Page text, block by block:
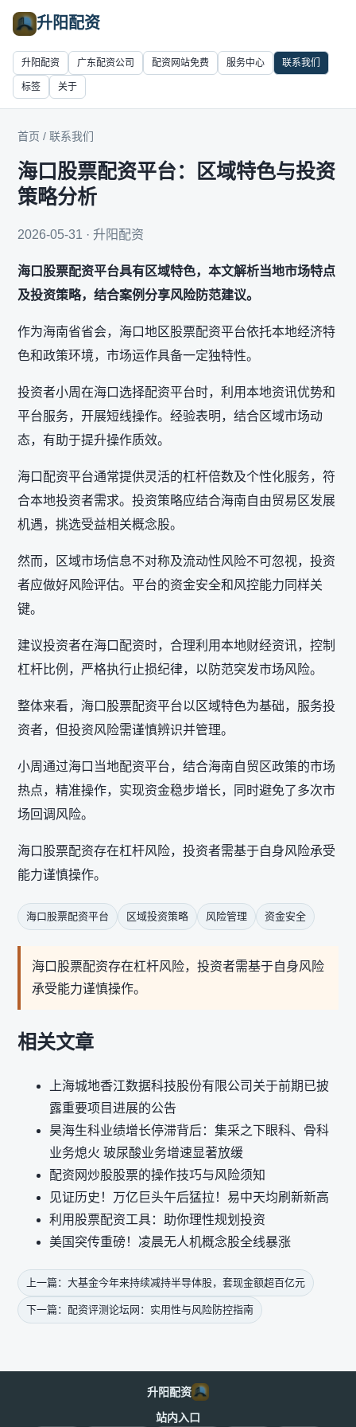
升阳配资
升阳配资 广东配资公司 配资网站免费 服务中心 联系我们
标签 关于
首页 / 联系我们
海口股票配资平台：区域特色与投资
策略分析
2026-05-31 · 升阳配资
海口股票配资平台具有区域特色，本文解析当地市场特点
及投资策略，结合案例分享风险防范建议。
作为海南省省会，海口地区股票配资平台依托本地经济特
色和政策环境，市场运作具备一定独特性。
投资者小周在海口选择配资平台时，利用本地资讯优势和
平台服务，开展短线操作。经验表明，结合区域市场动
态，有助于提升操作质效。
海口配资平台通常提供灵活的杠杆倍数及个性化服务，符
合本地投资者需求。投资策略应结合海南自由贸易区发展
机遇，挑选受益相关概念股。
然而，区域市场信息不对称及流动性风险不可忽视，投资
者应做好风险评估。平台的资金安全和风控能力同样关
键。
建议投资者在海口配资时，合理利用本地财经资讯，控制
杠杆比例，严格执行止损纪律，以防范突发市场风险。
整体来看，海口股票配资平台以区域特色为基础，服务投
资者，但投资风险需谨慎辨识并管理。
小周通过海口当地配资平台，结合海南自贸区政策的市场
热点，精准操作，实现资金稳步增长，同时避免了多次市
场回调风险。
海口股票配资存在杠杆风险，投资者需基于自身风险承受
能力谨慎操作。
海口股票配资平台 区域投资策略 风险管理 资金安全
海口股票配资存在杠杆风险，投资者需基于自身风险
承受能力谨慎操作。
相关文章
上海城地香江数据科技股份有限公司关于前期已披
露重要项目进展的公告
昊海生科业绩增长停滞背后：集采之下眼科、骨科
业务熄火 玻尿酸业务增速显著放缓
配资网炒股股票的操作技巧与风险须知
见证历史！万亿巨头午后猛拉！易中天均刷新新高
利用股票配资工具：助你理性规划投资
美国突传重磅！凌晨无人机概念股全线暴涨
上一篇：大基金今年来持续减持半导体股，套现金额超百亿元
下一篇：配资评测论坛网：实用性与风险防控指南
升阳配资
站内入口